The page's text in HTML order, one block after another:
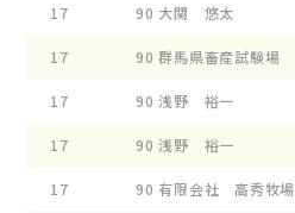
17 90 大関 悠太
17 90 群馬県畜産試験場
17 90 浅野 裕一
17 90 浅野 裕一
17 90 有限会社 高秀牧場